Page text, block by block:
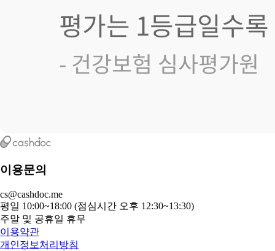
이용문의
cs@cashdoc.me
평일 10:00~18:00 (점심시간 오후 12:30~13:30)
주말 및 공휴일 휴무
이용약관
개인정보처리방침